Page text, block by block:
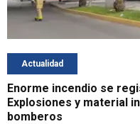
Actualidad
Enorme incendio se
Explosiones y material
bomberos